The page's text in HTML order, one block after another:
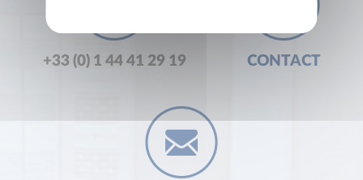
+33 (0) 1 44 41 29 19 CONTACT